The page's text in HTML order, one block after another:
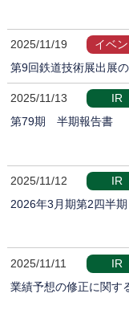
2025/11/19
イベン
第9回鉄道技術展出展
2025/11/13
IR
第79期 半期報告書
2025/11/12
IR
2026年3月期第2四半
2025/11/11
IR
業績予想の修正に関す